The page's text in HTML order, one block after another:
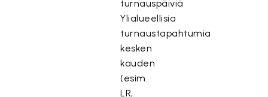
turnauspäiviä​
Ylialueellisia
turnaustapahtumia
kesken
kauden
(esim.
LR,